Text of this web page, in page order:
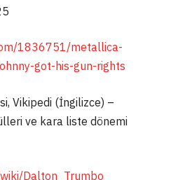
1836751/metallica-
got-his-gun-rights
Vikipedi (İngilizce) –
ve kara liste dönemi
Dalton_Trumbo